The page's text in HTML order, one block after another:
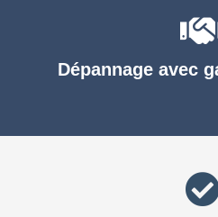
Dépannage avec